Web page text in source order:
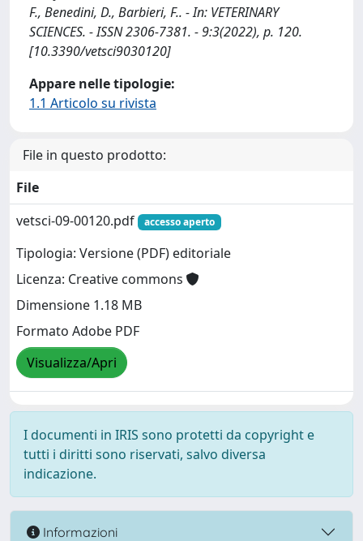
F., Benedini, D., Barbieri, F.. - In: VETERINARY
SCIENCES. - ISSN 2306-7381. - 9:3(2022), p. 120.
[10.3390/vetsci9030120]
Appare nelle tipologie:
1.1 Articolo su rivista
File in questo prodotto:
File
vetsci-09-00120.pdf
accesso aperto
Tipologia: Versione (PDF) editoriale
Licenza: Creative commons
Dimensione 1.18 MB
Formato Adobe PDF
Visualizza/Apri
I documenti in IRIS sono protetti da copyright e
tutti i diritti sono riservati, salvo diversa
indicazione.
Informazioni